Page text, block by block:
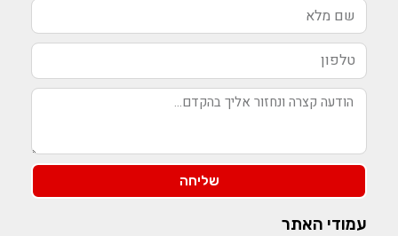
שליחה
עמודי האתר